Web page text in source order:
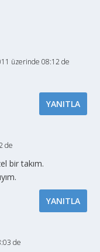
üzerinde 08:12 de
YANITLA
de
bir takım.
YANITLA
de